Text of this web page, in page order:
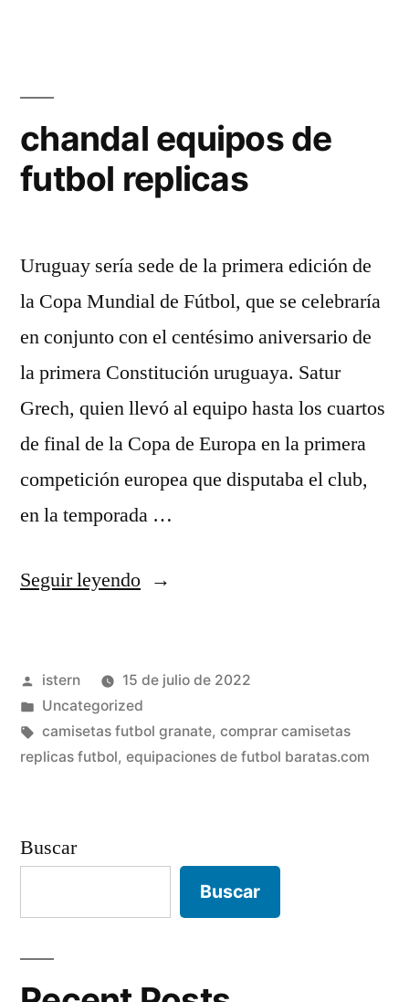
chandal equipos de
futbol replicas
Uruguay sería sede de la primera edición de
la Copa Mundial de Fútbol, que se celebraría
en conjunto con el centésimo aniversario de
la primera Constitución uruguaya. Satur
Grech, quien llevó al equipo hasta los cuartos
de final de la Copa de Europa en la primera
competición europea que disputaba el club,
en la temporada …
Seguir leyendo«chandal
futbol
replicas»
Publicado
por
istern
15 de julio de 2022
Publicado
en
Uncategorized
Etiquetas:
camisetas futbol granate, comprar camisetas
replicas futbol, equipaciones de futbol baratas.com
Buscar
Buscar